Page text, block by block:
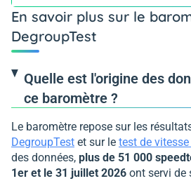
En savoir plus sur le
DegroupTest
Quelle est l'origine des
ce baromètre ?
Le baromètre repose sur les
DegroupTest et sur le test de
des données, plus de 51 000
1er et le 31 juillet 2026 ont servi de